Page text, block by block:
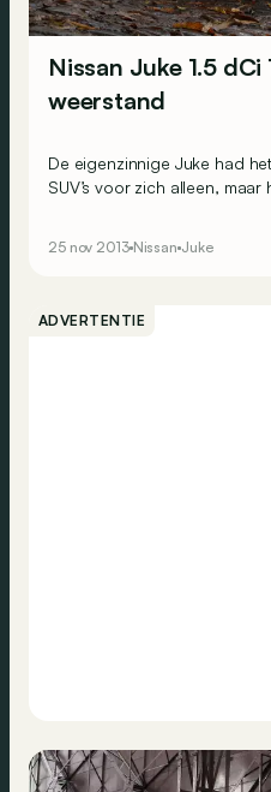
Nissan Juke 1.5 dCi
weerstand
De eigenzinnige Juke had
SUV’s voor zich alleen,
eens op orde gezet en stuurt
25 nov 2013 Nissan Juke
ADVERTENTIE